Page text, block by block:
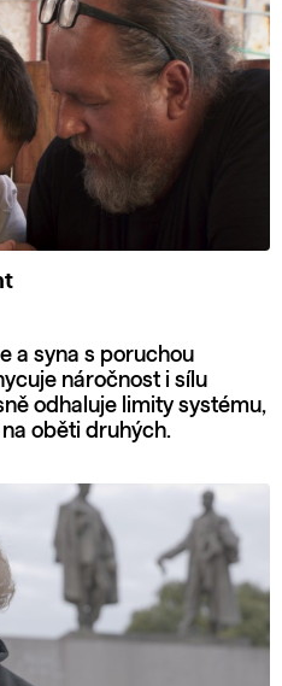
a syna s poruchou
náročnost i sílu
odhaluje limity systému,
oběti druhých.